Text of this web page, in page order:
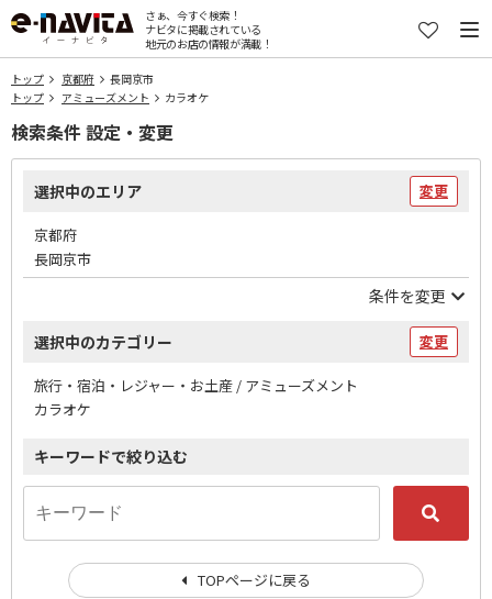
さぁ、今すぐ検索！
ナビタに掲載されている
地元のお店の情報が満載！
トップ 京都府
長岡京市
トップ
アミューズメント カラオケ
検索条件 設定・変更
選択中のエリア 変更
京都府
長岡京市
条件を変更
選択中のカテゴリー 変更
旅行・宿泊・レジャー・お土産 / アミューズメント
カラオケ
キーワードで絞り込む
TOPページに戻る